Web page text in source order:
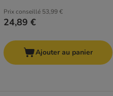
Prix conseillé 53,99 €
24,89 €
Ajouter au panier